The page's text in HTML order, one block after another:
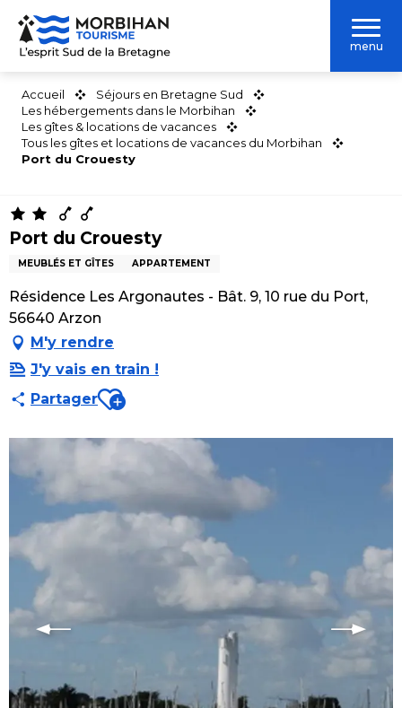
Aller
contenu
menu
Accueil
Séjours en Bretagne Sud
Les hébergements dans le Morbihan
Les gîtes & locations de vacances
Tous les gîtes et locations de vacances du Morbihan
Port du Crouesty
Port du Crouesty
MEUBLÉS ET GÎTES APPARTEMENT
Résidence Les Argonautes - Bât. 9, 10 rue du Port,
56640 Arzon
M'y rendre
J'y vais en train !
PartagerAjouter aux favoris